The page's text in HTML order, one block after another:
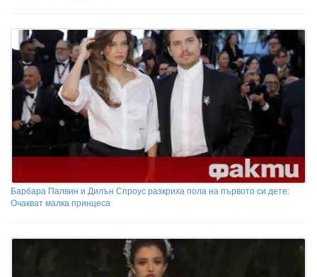
Барбара Палвин и Дилън Спроус разкриха пола на първото си дете:
Очакват малка принцеса